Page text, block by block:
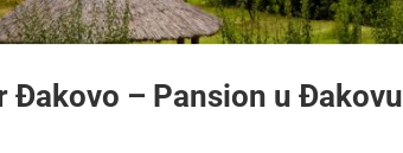
Đakovo – Pansion u Đakovu